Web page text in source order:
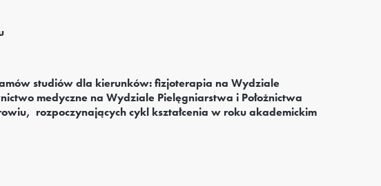
studiów dla kierunków: fizjoterapia na Wydziale
medyczne na Wydziale Pielęgniarstwa i Położnictwa
rozpoczynających cykl kształcenia w roku akademickim